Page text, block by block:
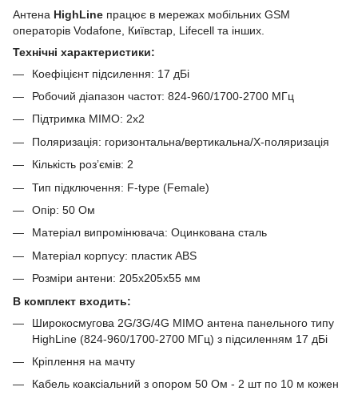
Антена HighLine працює в мережах мобільних GSM
операторів Vodafone, Київстар, Lifecell та інших.
Технічні характеристики:
Коефіцієнт підсилення: 17 дБі
Робочий діапазон частот: 824-960/1700-2700 МГц
Підтримка MIMO: 2x2
Поляризація: горизонтальна/вертикальна/Х-поляризація
Кількість розʼємів: 2
Тип підключення: F-type (Female)
Опір: 50 Ом
Матеріал випромінювача: Оцинкована сталь
Матеріал корпусу: пластик ABS
Розміри антени: 205х205х55 мм
В комплект входить:
Широкосмугова 2G/3G/4G MIMO антена панельного типу
HighLine (824-960/1700-2700 МГц) з підсиленням 17 дБі
Кріплення на мачту
Кабель коаксіальний з опором 50 Ом - 2 шт по 10 м кожен